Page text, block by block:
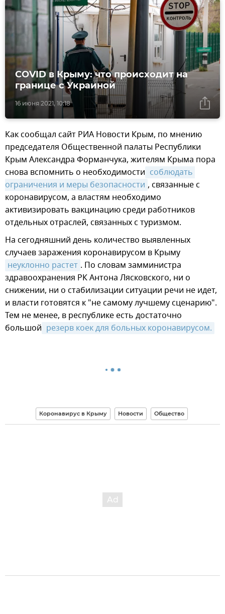
16 июня 2021, 10:18
COVID в Крыму: что происходит на
границе с Украиной
Как сообщал сайт РИА Новости Крым, по мнению
председателя Общественной палаты Республики
Крым Александра Форманчука, жителям Крыма пора
снова вспомнить о необходимости соблюдать
ограничения и меры безопасности , связанные с
коронавирусом, а властям необходимо
активизировать вакцинацию среди работников
отдельных отраслей, связанных с туризмом.
На сегодняшний день количество выявленных
случаев заражения коронавирусом в Крыму
неуклонно растет . По словам замминистра
здравоохранения РК Антона Лясковского, ни о
снижении, ни о стабилизации ситуации речи не идет,
и власти готовятся к "не самому лучшему сценарию".
Тем не менее, в республике есть достаточно
большой резерв коек для больных коронавирусом.
Коронавирус в Крыму Новости Общество